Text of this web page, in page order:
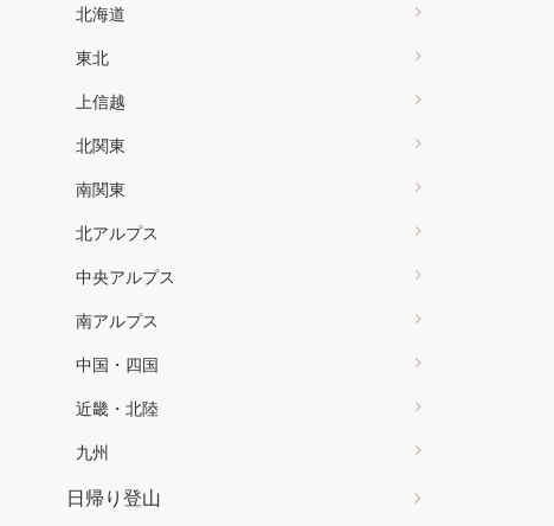
北海道
東北
上信越
北関東
南関東
北アルプス
中央アルプス
南アルプス
中国・四国
近畿・北陸
九州
日帰り登山